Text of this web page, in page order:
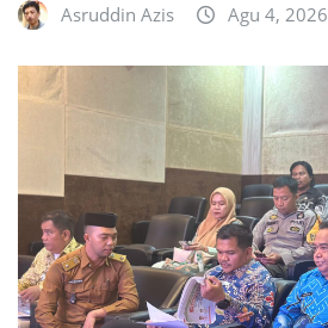
Asruddin Azis Agu 4, 2026